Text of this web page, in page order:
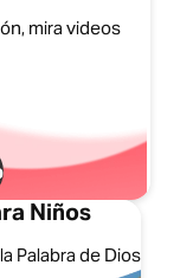
mira videos
Niños
Palabra de Dios